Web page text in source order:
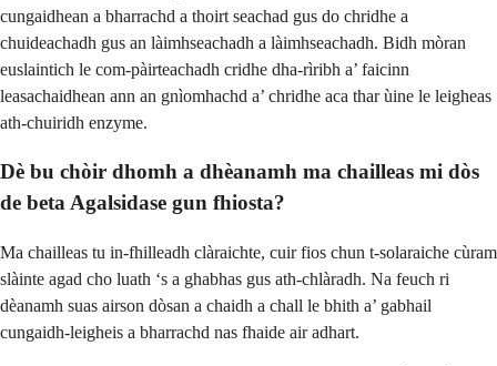
cungaidhean a bharrachd a thoirt seachad gus do chridhe a
chuideachadh gus an làimhseachadh a làimhseachadh. Bidh mòran
euslaintich le com-pàirteachadh cridhe dha-rìribh a’ faicinn
leasachaidhean ann an gnìomhachd a’ chridhe aca thar ùine le leigheas
ath-chuiridh enzyme.
Dè bu chòir dhomh a dhèanamh ma chailleas mi dòs
de beta Agalsidase gun fhiosta?
Ma chailleas tu in-fhilleadh clàraichte, cuir fios chun t-solaraiche cùram
slàinte agad cho luath ‘s a ghabhas gus ath-chlàradh. Na feuch ri
dèanamh suas airson dòsan a chaidh a chall le bhith a’ gabhail
cungaidh-leigheis a bharrachd nas fhaide air adhart.